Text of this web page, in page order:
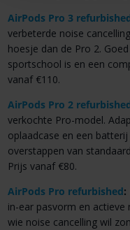
AirPods Pro 3
verbeterde noise
hoesje dan de Pro 2.
sportschool is en een
vanaf €110.
AirPods Pro 2
verkochte Pro-model.
oplaadcase en een
overstappen van
Prijs vanaf €80.
AirPods Pro refurbished:
in-ear pasvorm en actieve
wie noise cancelling wil